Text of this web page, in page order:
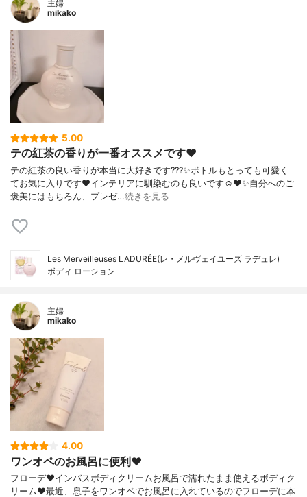
主婦
mikako
5.00
テの紅茶の香りが一番オススメです❤️
テの紅茶の良い香りが本当に大好きです???✨ボトルもとっても可愛く
てお気に入りです❤️インテリアに馴染むのも良いです☺️❤️✨自分へのご
褒美にはもちろん、プレゼ…続きを見る
Les Merveilleuses LADURÉE(レ・メルヴェイユーズ ラデュレ)
ボディ ローション
主婦
mikako
4.00
ワンオペのお風呂に便利❤️
フローデ❤️インバスボディクリームお風呂で濡れたまま使えるボディク
リーム❤️最近、息子をワンオペでお風呂に入れているのでフローデに本